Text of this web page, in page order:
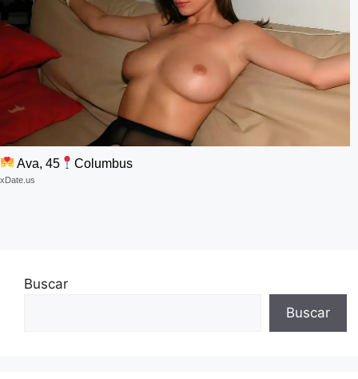
Ava, 45 Columbus
xDate.us
Buscar
Buscar